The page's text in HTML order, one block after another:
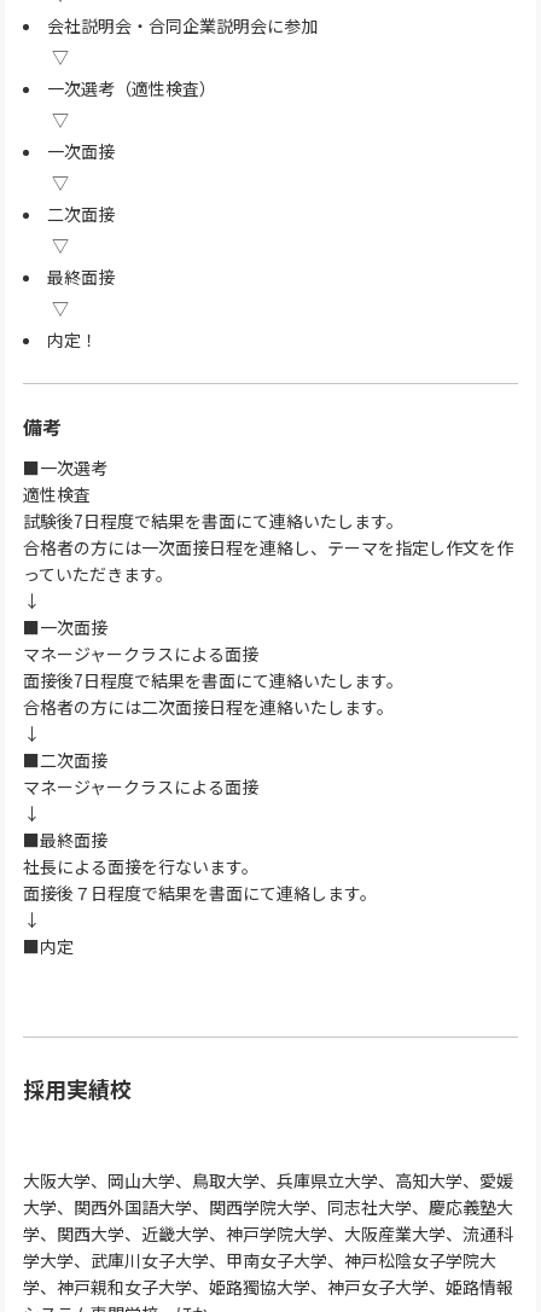
会社説明会・合同企業説明会に参加
一次選考（適性検査）
一次面接
二次面接
最終面接
内定！
備考
■一次選考
適性検査
試験後7日程度で結果を書面にて連絡いたします。
合格者の方には一次面接日程を連絡し、テーマを指定し作文を作
っていただきます。
↓
■一次面接
マネージャークラスによる面接
面接後7日程度で結果を書面にて連絡いたします。
合格者の方には二次面接日程を連絡いたします。
↓
■二次面接
マネージャークラスによる面接
↓
■最終面接
社長による面接を行ないます。
面接後７日程度で結果を書面にて連絡します。
↓
■内定
採用実績校
大阪大学、岡山大学、鳥取大学、兵庫県立大学、高知大学、愛媛
大学、関西外国語大学、関西学院大学、同志社大学、慶応義塾大
学、関西大学、近畿大学、神戸学院大学、大阪産業大学、流通科
学大学、武庫川女子大学、甲南女子大学、神戸松陰女子学院大
学、神戸親和女子大学、姫路獨協大学、神戸女子大学、姫路情報